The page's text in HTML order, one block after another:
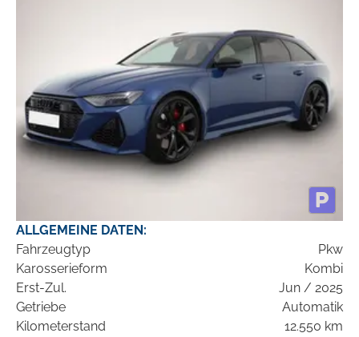
ALLGEMEINE DATEN:
Fahrzeugtyp
Pkw
Karosserieform
Kombi
Erst-Zul.
Jun / 2025
Getriebe
Automatik
Kilometerstand
12.550 km